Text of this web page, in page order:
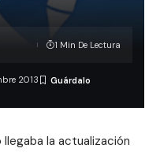
2013
1 Min De Lectura
la actualización